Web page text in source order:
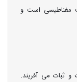
مغناطیسی است و
و ثبات می آفریند.